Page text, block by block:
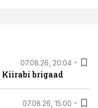
07.08.26, 20:04
brigaad
07.08.26, 15:00